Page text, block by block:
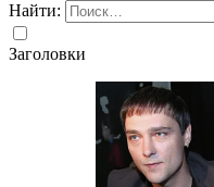
Найти:
Заголовки